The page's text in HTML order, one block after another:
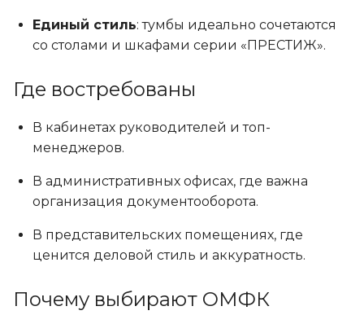
Единый стиль: тумбы идеально сочетаются
со столами и шкафами серии «ПРЕСТИЖ».
Где востребованы
В кабинетах руководителей и топ-
менеджеров.
В административных офисах, где важна
организация документооборота.
В представительских помещениях, где
ценится деловой стиль и аккуратность.
Почему выбирают ОМФК